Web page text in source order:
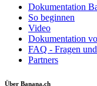
Dokumentation
So beginnen
Video
Dokumentation
FAQ - Fragen
Partners
Über Banana.ch